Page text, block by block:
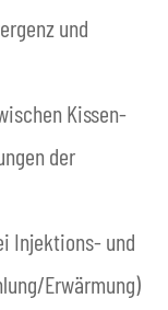
und
Kissen-
der
Injektions- und
Erwärmung)